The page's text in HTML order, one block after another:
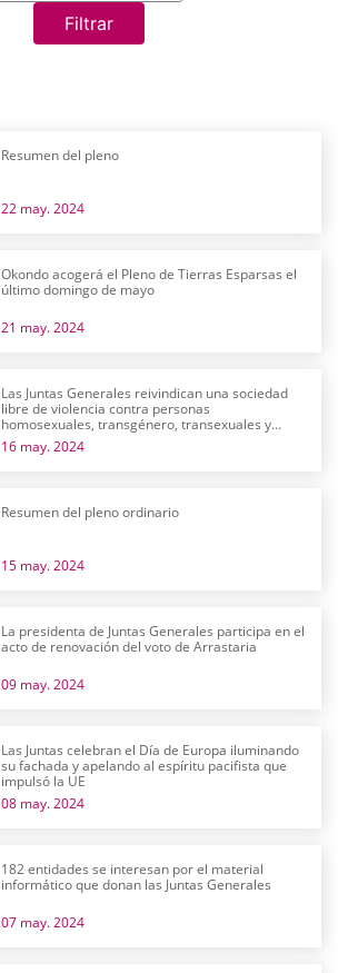
Filtrar
Resumen del pleno
22 may. 2024
Okondo acogerá el Pleno de Tierras Esparsas el
último domingo de mayo
21 may. 2024
Las Juntas Generales reivindican una sociedad
libre de violencia contra personas
homosexuales, transgénero, transexuales y
bisexuales
16 may. 2024
Resumen del pleno ordinario
15 may. 2024
La presidenta de Juntas Generales participa en el
acto de renovación del voto de Arrastaria
09 may. 2024
Las Juntas celebran el Día de Europa iluminando
su fachada y apelando al espíritu pacifista que
impulsó la UE
08 may. 2024
182 entidades se interesan por el material
informático que donan las Juntas Generales
07 may. 2024